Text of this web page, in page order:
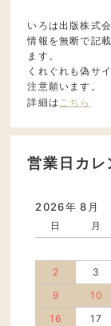
いろは出版株式
情報を無断で記
ます。
くれぐれも偽サ
注意願います。
詳細は こちら
営業日カレ
2026年 8月
日 月
2
3
9
10
16
17